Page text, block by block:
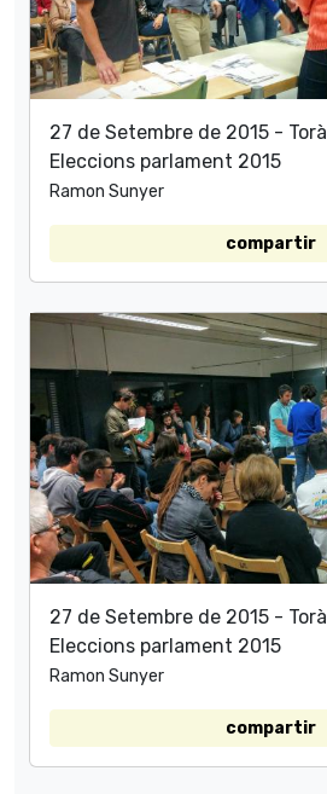
27 de Setembre de 2015 - Torà
Eleccions parlament 2015
Ramon Sunyer
compartir
27 de Setembre de 2015 - Torà
Eleccions parlament 2015
Ramon Sunyer
compartir